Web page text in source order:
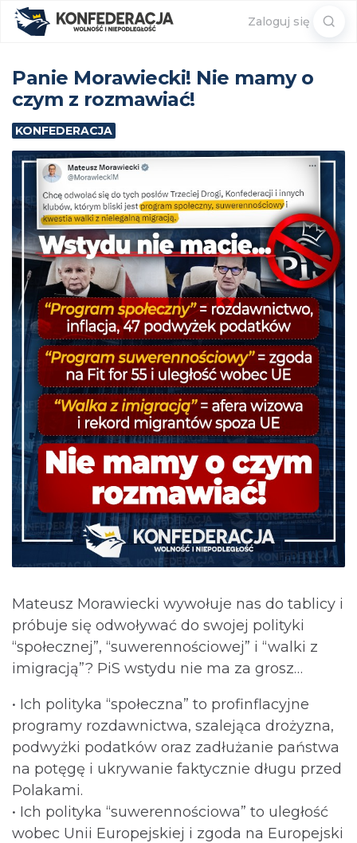
Zaloguj się
Panie Morawiecki! Nie mamy o
czym z rozmawiać!
KONFEDERACJA
Mateusz Morawiecki wywołuje nas do tablicy i
próbuje się odwoływać do swojej polityki
“społecznej”, “suwerennościowej” i “walki z
imigracją”? PiS wstydu nie ma za grosz…
• Ich polityka “społeczna” to profinflacyjne
programy rozdawnictwa, szalejąca drożyzna,
podwyżki podatków oraz zadłużanie państwa
na potęgę i ukrywanie faktycznie długu przed
Polakami.
• Ich polityka “suwerennościowa” to uległość
wobec Unii Europejskiej i zgoda na Europejski